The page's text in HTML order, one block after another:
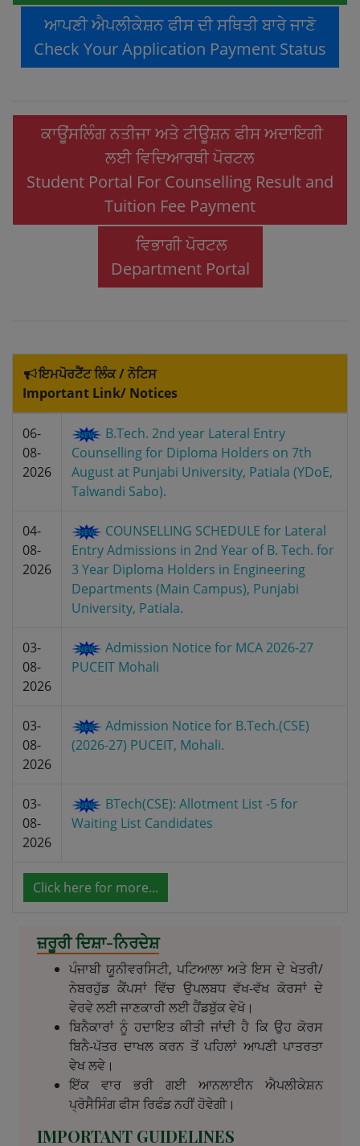
ਆਪਣੀ ਐਪਲੀਕੇਸ਼ਨ ਫੀਸ ਦੀ ਸਥਿਤੀ ਬਾਰੇ ਜਾਣੋ
Check Your Application Payment Status
ਕਾਊਂਸਲਿੰਗ ਨਤੀਜਾ ਅਤੇ ਟੀਊਸ਼ਨ ਫੀਸ ਅਦਾਇਗੀ
ਲਈ ਵਿਦਿਆਰਥੀ ਪੋਰਟਲ
Student Portal For Counselling Result and
Tuition Fee Payment
ਵਿਭਾਗੀ ਪੋਰਟਲ
Department Portal
ਇਮਪੋਰਟੈਂਟ ਲਿੰਕ / ਨੋਟਿਸ
Important Link/ Notices
06-
08-
2026
B.Tech. 2nd year Lateral Entry
Counselling for Diploma Holders on 7th
August at Punjabi University, Patiala (YDoE,
Talwandi Sabo).
04-
08-
2026
COUNSELLING SCHEDULE for Lateral
Entry Admissions in 2nd Year of B. Tech. for
3 Year Diploma Holders in Engineering
Departments (Main Campus), Punjabi
University, Patiala.
03-
08-
2026
Admission Notice for MCA 2026-27
PUCEIT Mohali
03-
08-
2026
Admission Notice for B.Tech.(CSE)
(2026-27) PUCEIT, Mohali.
03-
08-
2026
BTech(CSE): Allotment List -5 for
Waiting List Candidates
Click here for more...
ਜ਼ਰੂਰੀ ਦਿਸ਼ਾ-ਨਿਰਦੇਸ਼
ਪੰਜਾਬੀ ਯੂਨੀਵਰਸਿਟੀ, ਪਟਿਆਲਾ ਅਤੇ ਇਸ ਦੇ ਖੇਤਰੀ/
ਨੇਬਰਹੁੱਡ ਕੈਂਪਸਾਂ ਵਿੱਚ ਉਪਲਬਧ ਵੱਖ-ਵੱਖ ਕੋਰਸਾਂ ਦੇ
ਵੇਰਵੇ ਲਈ ਜਾਣਕਾਰੀ ਲਈ ਹੈਂਡਬੁੱਕ ਵੇਖੋ।
ਬਿਨੈਕਾਰਾਂ ਨੂੰ ਹਦਾਇਤ ਕੀਤੀ ਜਾਂਦੀ ਹੈ ਕਿ ਉਹ ਕੋਰਸ
ਬਿਨੈ-ਪੱਤਰ ਦਾਖਲ ਕਰਨ ਤੋਂ ਪਹਿਲਾਂ ਆਪਣੀ ਪਾਤਰਤਾ
ਵੇਖ ਲਵੇ।
ਇੱਕ ਵਾਰ ਭਰੀ ਗਈ ਆਨਲਾਈਨ ਐਪਲੀਕੇਸ਼ਨ
ਪ੍ਰੋਸੈਸਿੰਗ ਫੀਸ ਰਿਫੰਡ ਨਹੀਂ ਹੋਵੇਗੀ।
IMPORTANT GUIDELINES